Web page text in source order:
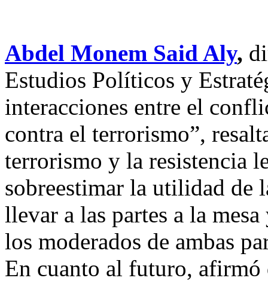
Abdel Monem Said Aly,
Estudios Políticos y
interacciones entre el
contra el terrorismo”,
terrorismo y la resistencia
sobreestimar la utilidad de
llevar a las partes a la
los moderados de ambas
En cuanto al futuro, afirmó